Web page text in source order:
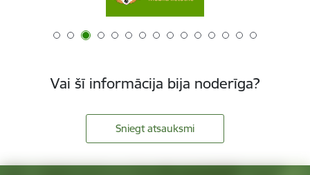
Vai šī informācija bija noderīga?
Sniegt atsauksmi